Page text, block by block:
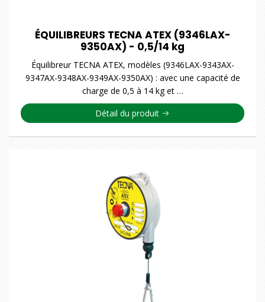
ÉQUILIBREURS TECNA ATEX (9346LAX-
9350AX) - 0,5/14 kg
Équilibreur TECNA ATEX, modèles (9346LAX-9343AX-
9347AX-9348AX-9349AX-9350AX) : avec une capacité de
charge de 0,5 à 14 kg et …
Détail du produit